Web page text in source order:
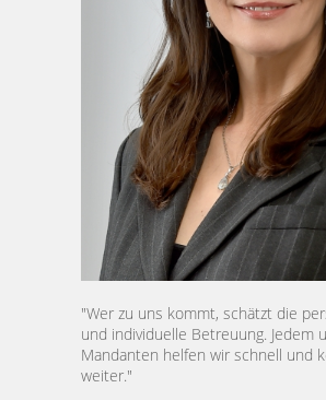
"Wer zu uns kommt, schätzt die
und individuelle Betreuung. Jedem
Mandanten helfen wir schnell und
weiter."